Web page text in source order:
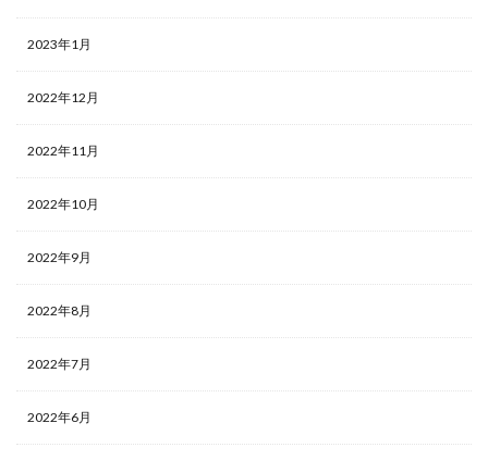
2023年1月
2022年12月
2022年11月
2022年10月
2022年9月
2022年8月
2022年7月
2022年6月